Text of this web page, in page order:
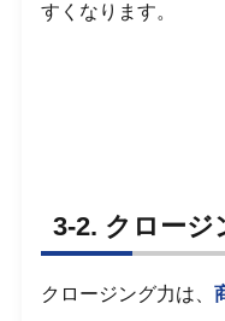
すくなります。
3-2. クロージ
クロージング力は、